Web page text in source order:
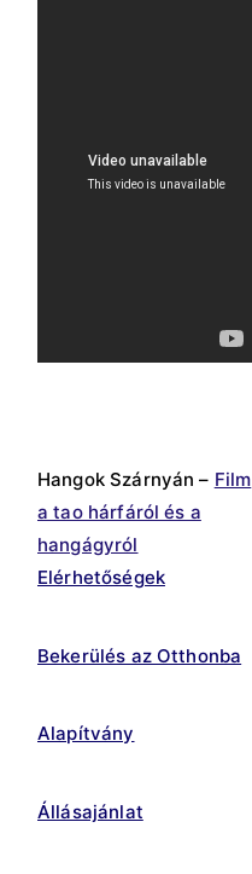
Hangok Szárnyán – Film
a tao hárfáról és a
hangágyról
Elérhetőségek
Bekerülés az Otthonba
Alapítvány
Állásajánlat